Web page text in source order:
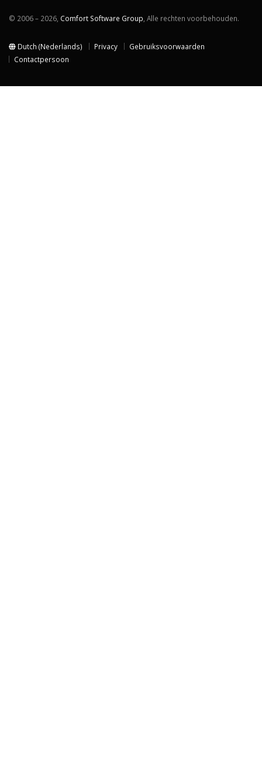
© 2006 – 2026, Comfort Software Group , Alle rechten voorbehouden.
Dutch (Nederlands) Privacy
Gebruiksvoorwaarden
Contactpersoon